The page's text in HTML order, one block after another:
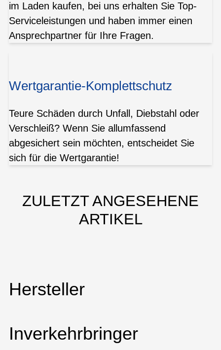
im Laden kaufen, bei uns erhalten Sie Top-
Serviceleistungen und haben immer einen
Ansprechpartner für Ihre Fragen.
Wertgarantie-Komplettschutz
Teure Schäden durch Unfall, Diebstahl oder
Verschleiß? Wenn Sie allumfassend
abgesichert sein möchten, entscheidet Sie
sich für die Wertgarantie!
ZULETZT ANGESEHENE
ARTIKEL
Hersteller
Inverkehrbringer